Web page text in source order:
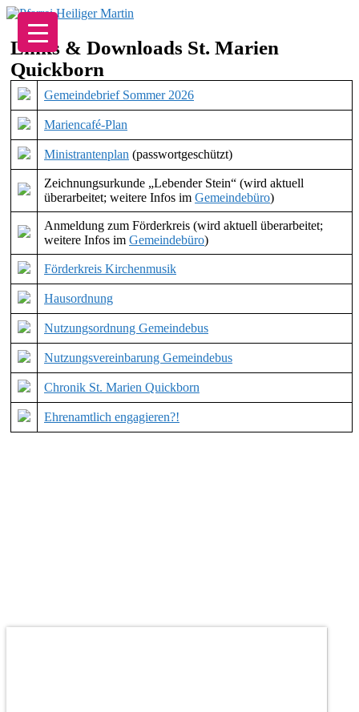
Zum
Inhalt
springen
Links & Downloads St. Marien
Quickborn
Gemeindebrief Sommer 2026
Mariencafé-Plan
Ministrantenplan (passwortgeschützt)
Zeichnungsurkunde „Lebender Stein“ (wird aktuell
überarbeitet; weitere Infos im Gemeindebüro)
Anmeldung zum Förderkreis (wird aktuell überarbeitet;
weitere Infos im Gemeindebüro)
Förderkreis Kirchenmusik
Hausordnung
Nutzungsordnung Gemeindebus
Nutzungsvereinbarung Gemeindebus
Chronik St. Marien Quickborn
Ehrenamtlich engagieren?!